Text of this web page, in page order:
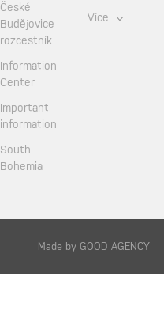
České
Budějovice
rozcestník
Information
Center
Important
information
South
Bohemia
Více
Made by GOOD AGENCY